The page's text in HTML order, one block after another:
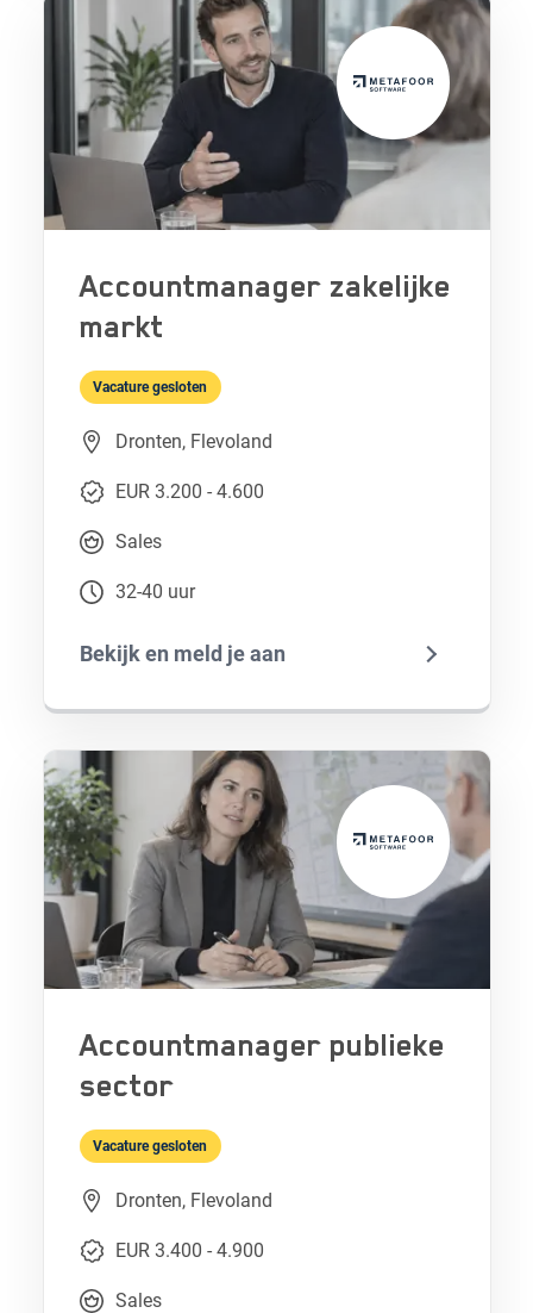
Accountmanager zakelijke
markt
Vacature gesloten
Dronten, Flevoland
EUR 3.200 - 4.600
Sales
32-40 uur
Bekijk en meld je aan
Accountmanager publieke
sector
Vacature gesloten
Dronten, Flevoland
EUR 3.400 - 4.900
Sales